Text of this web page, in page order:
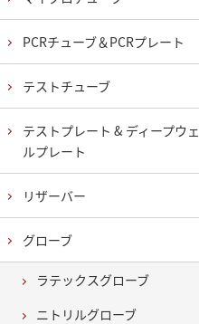
PCRチューブ＆PCRプレート
テストチューブ
テストプレート & ディープウェ
ルプレート
リザーバー
グローブ
ラテックスグローブ
ニトリルグローブ